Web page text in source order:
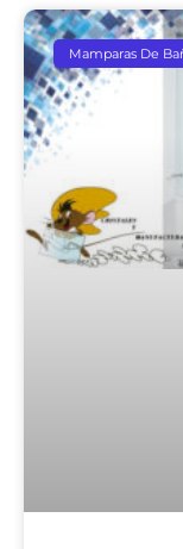
Mamparas De